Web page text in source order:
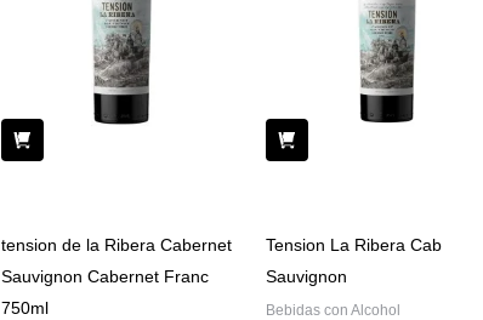
tension de la Ribera Cabernet
Sauvignon Cabernet Franc
750ml
Tension La Ribera Cab
Sauvignon
Bebidas con Alcohol